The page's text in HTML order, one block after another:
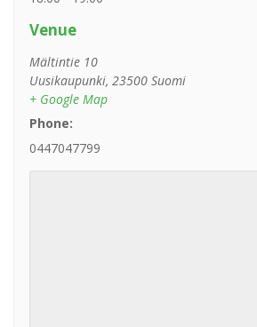
Venue
Mältintie 10
Uusikaupunki, 23500 Suomi
+ Google Map
Phone:
0447047799